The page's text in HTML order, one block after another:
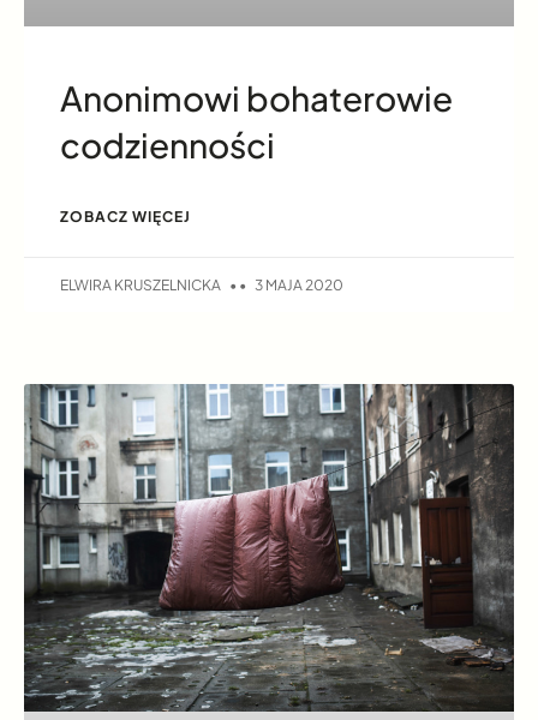
Anonimowi bohaterowie
codzienności
ZOBACZ WIĘCEJ
ELWIRA KRUSZELNICKA 3 MAJA 2020